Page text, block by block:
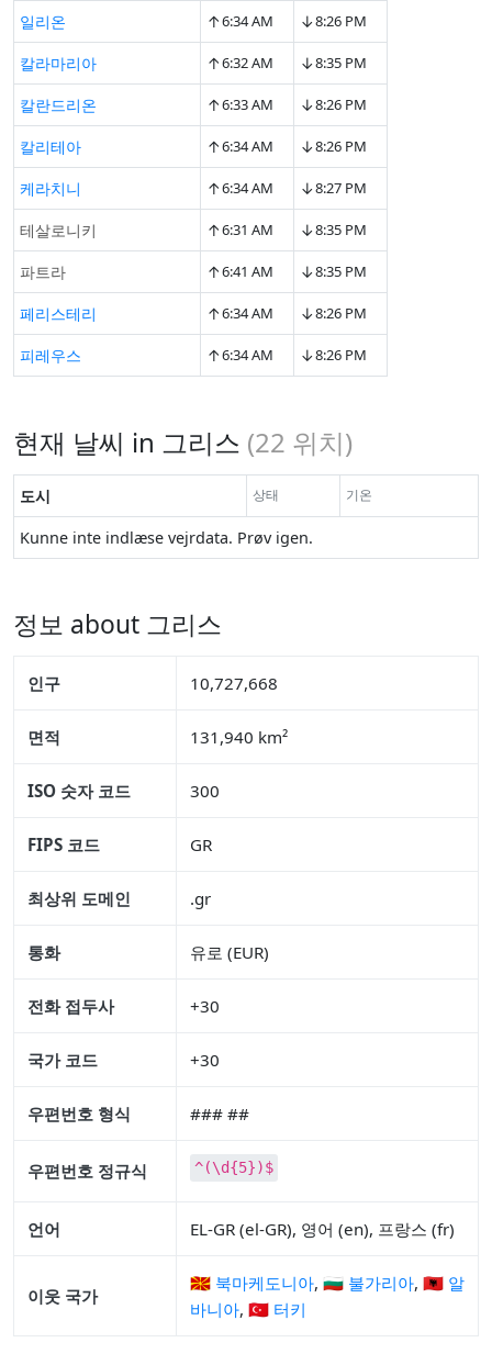
일리온 ↑6:34 AM ↓8:26 PM
칼라마리아 ↑6:32 AM ↓8:35 PM
칼란드리온 ↑6:33 AM ↓8:26 PM
칼리테아 ↑6:34 AM ↓8:26 PM
케라치니 ↑6:34 AM ↓8:27 PM
테살로니키 ↑6:31 AM ↓8:35 PM
파트라 ↑6:41 AM ↓8:35 PM
페리스테리 ↑6:34 AM ↓8:26 PM
피레우스 ↑6:34 AM ↓8:26 PM
현재 날씨 in 그리스 (22 위치)
도시 상태 기온
Kunne inte indlæse vejrdata. Prøv igen.
정보 about 그리스
인구 10,727,668
면적 131,940 km²
ISO 숫자 코드 300
FIPS 코드 GR
최상위 도메인 .gr
통화 유로 (EUR)
전화 접두사 +30
국가 코드 +30
우편번호 형식 ### ##
우편번호 정규식 ^(\d{5})$
언어 EL-GR (el-GR), 영어 (en), 프랑스 (fr)
이웃 국가
🇲🇰 북마케도니아, 🇧🇬 불가리아, 🇦🇱 알
바니아, 🇹🇷 터키